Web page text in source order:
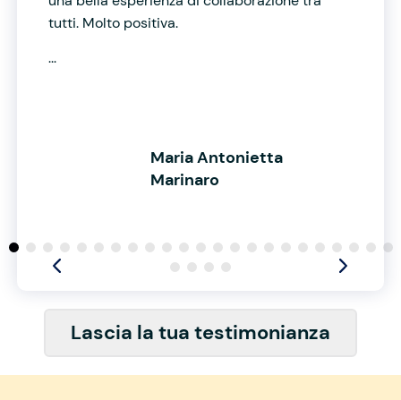
tutti. Molto positiva.
...
Maria Antonietta
Marinaro
Lascia la tua testimonianza